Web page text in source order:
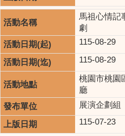
馬祖心情記
劇
115-08-29
115-08-29
桃園市桃園
廳
展演企劃組
115-07-23